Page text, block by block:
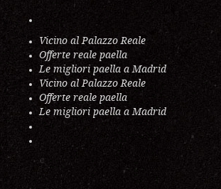
Vicino al Palazzo Reale
Offerte reale paella
Le migliori paella a Madrid
Vicino al Palazzo Reale
Offerte reale paella
Le migliori paella a Madrid